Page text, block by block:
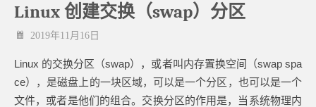
Linux 创建交换（swap）分区
2019年11月16日
Linux 的交换分区（swap），或者叫内存置换空间（swap spa
ce），是磁盘上的一块区域，可以是一个分区，也可以是一个
文件，或者是他们的组合。交换分区的作用是，当系统物理内